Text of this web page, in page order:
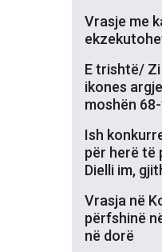
Vrasje me
E trishtë/
ikones
moshën
Ish
për herë të
Dielli im,
Vrasja në
përfshinë
në dorë